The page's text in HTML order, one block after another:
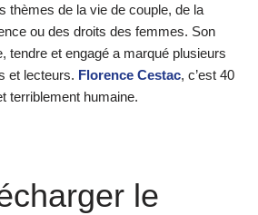
thèmes de la vie de couple, de la
ou des droits des femmes. Son
tendre et engagé a marqué plusieurs
et lecteurs. Florence Cestac, c’est 40
terriblement humaine.
le